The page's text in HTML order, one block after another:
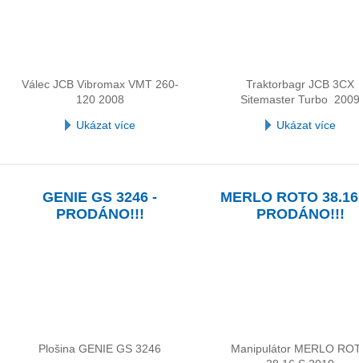
Válec JCB Vibromax VMT 260-
120 2008
Ukázat více
Traktorbagr JCB 3CX
Sitemaster Turbo
Ukázat více
GENIE GS 3246 -
PRODÁNO!!!
Plošina GENIE GS 3246
MERLO ROTO
PRODÁNO!!!
Manipulátor MERLO